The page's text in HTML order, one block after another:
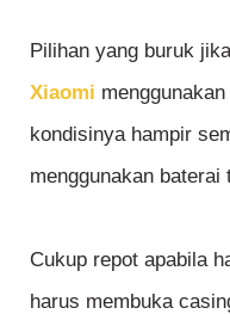
Pilihan yang buruk
Xiaomi
kondisinya hampir
menggunakan baterai
Cukup repot apabila
harus membuka